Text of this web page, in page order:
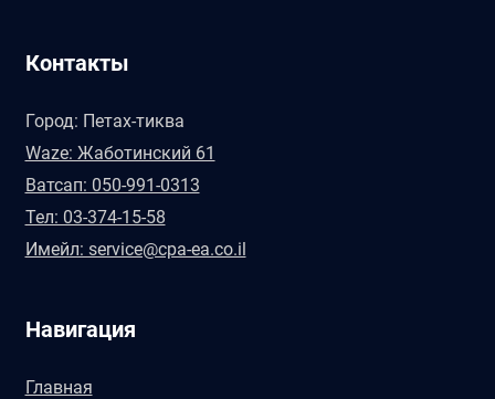
Контакты
Город: Петах-тиква
Waze: Жаботинский 61
Ватсап: 050-991-0313
Тел: 03-374-15-58
Имейл: service@cpa-ea.co.il
Навигация
Главная